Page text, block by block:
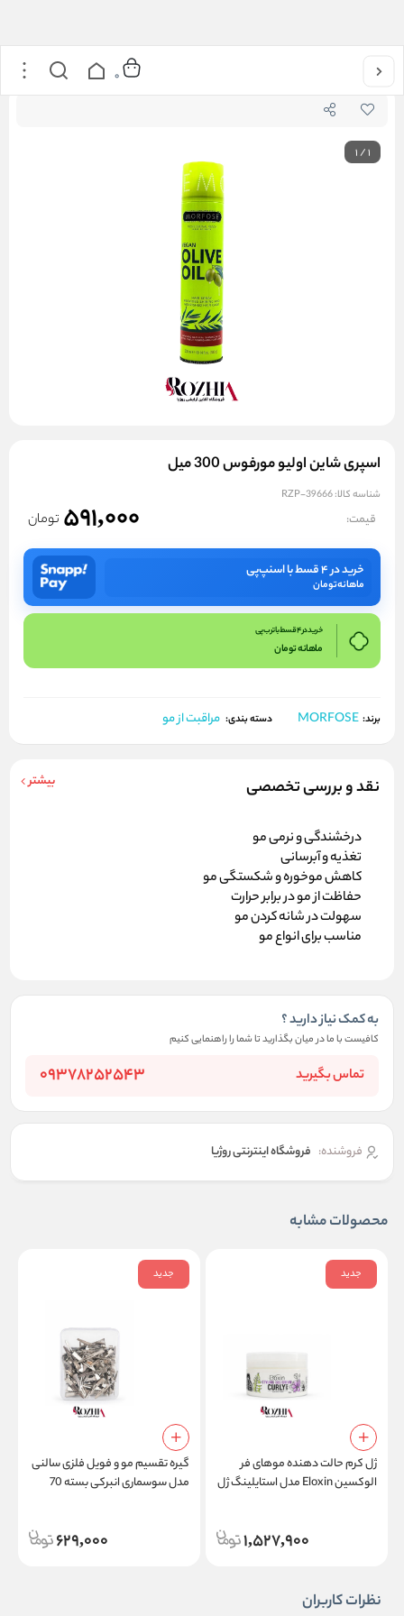
خانه 0
1/1
اسپری شاین اولیو مورفوس 300 میل
شناسه کالا:RZP-39666
قیمت: 591,000 تومان
خرید در ۴ قسط با اسنپ‌پی
ماهانهتومان
خرید در 4 قسط با ترب پی
ماهانهتومان
برند: MORFOSE دسته بندی: مراقبت از مو
نقد و بررسی تخصصی بیشتر
درخشندگی و نرمی مو
تغذیه و آبرسانی
کاهش موخوره و شکستگی مو
حفاظت از مو در برابر حرارت
سهولت در شانه کردن مو
مناسب برای انواع مو
به کمک نیاز دارید ؟
کافیست با ما در میان بگذارید تا شما را راهنمایی کنیم
تماس بگیرید 09378252543
فروشنده: فروشگاه اینترنتی روژیا
محصولات مشابه
جدید
ژل کرم حالت دهنده موهای فر
الوکسین Eloxin مدل استایلینگ ژل
1,527,900
جدید
گیره تقسیم مو و فویل فلزی سالنی
مدل سوسماری انبرکی بسته 70
629,000
نظرات کاربران